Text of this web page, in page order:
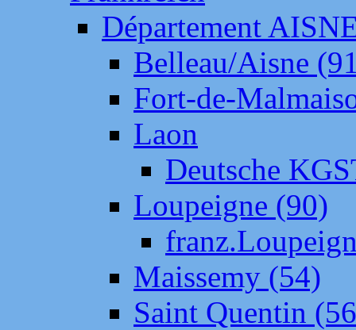
Département
Belleau/Aisne
Fort-de-
Laon
Deutsche
Loupeigne (90)
Maissemy (54)
Saint Quentin